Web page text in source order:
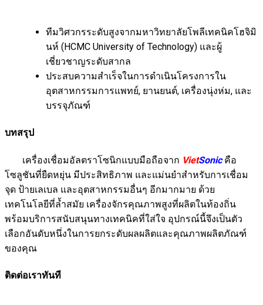
ทีมวิศวกรระดับสูงจากมหาวิทยาลัยโพลีเทคนิคโฮจิมิ
นห์ (HCMC University of Technology) และผู้
เชี่ยวชาญระดับสากล
ประสบความสำเร็จในการดำเนินโครงการใน
อุตสาหกรรมการแพทย์, ยานยนต์, เครื่องนุ่งห่ม, และ
บรรจุภัณฑ์
บทสรุป
เครื่องเชื่อมอัลตราโซนิกแบบมือถือจาก VietSonicคือ
โซลูชันที่ยืดหยุ่น มีประสิทธิภาพ และแม่นยำสำหรับการเชื่อม
จุด ป้ายเลเบล และอุตสาหกรรมอื่นๆ อีกมากมาย ด้วย
เทคโนโลยีที่ล้ำสมัย เครื่องจักรคุณภาพสูงที่ผลิตในท้องถิ่น
พร้อมบริการสนับสนุนทางเทคนิคที่ใส่ใจ อุปกรณ์นี้จึงเป็นตัว
เลือกอันดับหนึ่งในการยกระดับผลผลิตและคุณภาพผลิตภัณฑ์
ของคุณ
ติดต่อเราทันที